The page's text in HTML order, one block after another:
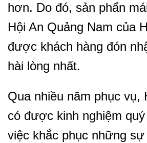
hơn. Do đó, sản phẩn
Hội An Quảng Nam của
được khách hàng đón
hài lòng nhất.
Qua nhiều năm phục vụ,
có được kinh nghiệm
việc khắc phục những